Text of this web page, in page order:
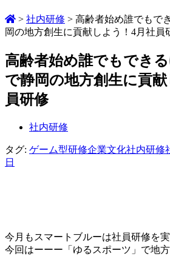
> 社内研修 > 高齢者始め誰でもで
岡の地方創生に貢献しよう！4月社員
高齢者始め誰でもでき
で静岡の地方創生に貢
員研修
社内研修
タグ: ゲーム型研修企業文化社内研修
日
今月もスマートブルーは社員研修を実
今回はーーー「ゆるスポーツ」で地